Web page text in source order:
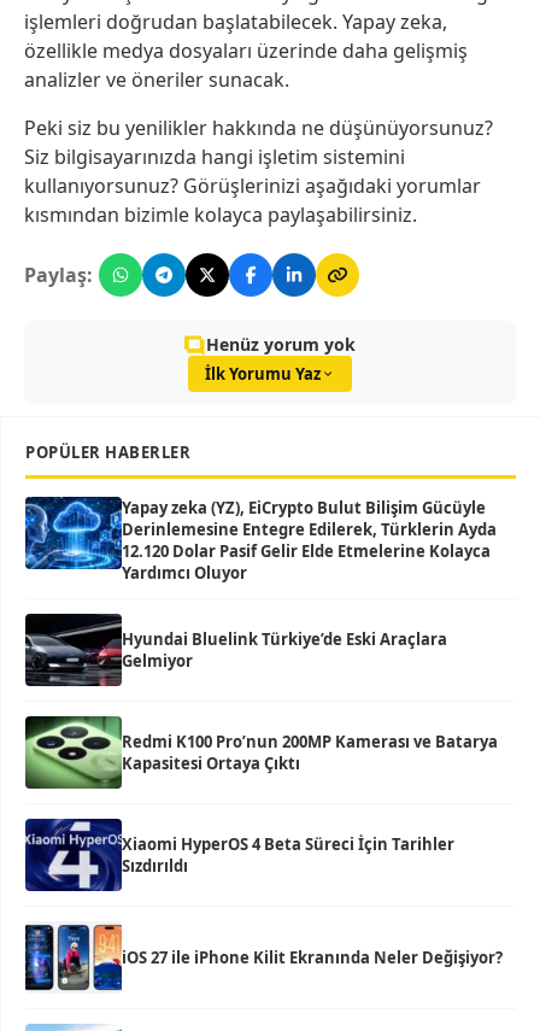
işlemleri doğrudan başlatabilecek. Yapay zeka,
özellikle medya dosyaları üzerinde daha gelişmiş
analizler ve öneriler sunacak.
Peki siz bu yenilikler hakkında ne düşünüyorsunuz?
Siz bilgisayarınızda hangi işletim sistemini
kullanıyorsunuz? Görüşlerinizi aşağıdaki yorumlar
kısmından bizimle kolayca paylaşabilirsiniz.
Paylaş:
Henüz yorum yok
İlk Yorumu Yaz
POPÜLER HABERLER
Yapay zeka (YZ), EiCrypto Bulut Bilişim Gücüyle
Derinlemesine Entegre Edilerek, Türklerin Ayda
12.120 Dolar Pasif Gelir Elde Etmelerine Kolayca
Yardımcı Oluyor
Hyundai Bluelink Türkiye’de Eski Araçlara
Gelmiyor
Redmi K100 Pro’nun 200MP Kamerası ve Batarya
Kapasitesi Ortaya Çıktı
Xiaomi HyperOS 4 Beta Süreci İçin Tarihler
Sızdırıldı
iOS 27 ile iPhone Kilit Ekranında Neler Değişiyor?